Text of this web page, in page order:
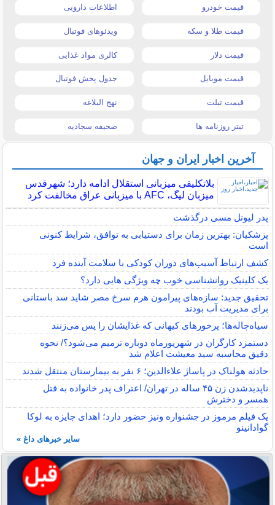
قیمت خودرو اطلاعات دارویی
قیمت طلا و سکه ویدئوهای فوتبال
قیمت دلار کالری مواد غذایی
قیمت موبایل جدول پخش فوتبال
قیمت تبلت نهج البلاغه
تیتر روزنامه ها صحیفه سجادیه
آخرین اخبار ایران و جهان
بلاتکلیفی میزبانی استقلال ادامه دارد؛ شهرقدس
میزبان لیگ، AFC با میزبانی عراق مخالفت کرد
پدر لیونل مسی درگذشت
پزشکیان: بهترین زمان برای دستیابی به توافق، شرایط کنونی
است
کشف ارتباط آسیب‌های دوران کودکی با سلامت آینده فرد
یک کلینیک روانشناسی خوب چه ویژگی هایی دارد؟
تحقیق جدید: سازه‌های پیرامون هرم سرخ مصر شاید سد باستانی
برای مدیریت آب بودند
سیاه‌چاله‌ها؛ پرخورهای کیهانی که غذایشان را پس می‌زنند
دستمزد کارگران در شهریورماه دوباره ترمیم می‌شود؟/ نحوه
دقیق محاسبه سبد معیشت اعلام شد
حادثه هولناک در پاساژ علاءالدین؛ ۶ نفر به بیمارستان منتقل شدند
ناپدیدشدن زن ۴۵ ساله در تهران/ اعتراف پدر خانواده به قتل
همسر و دخترش
یک فیلم مرموز در جشنواره ونیز حضور دارد؛ اهدای جایزه به لوکا
گوادانینو
سایر خبرهای داغ »